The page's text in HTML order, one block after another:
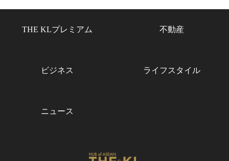
THE KLプレミアム 不動産
ビジネス ライフスタイル
ニュース